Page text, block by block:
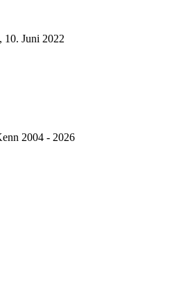
, 10. Juni 2022
2004 - 2026